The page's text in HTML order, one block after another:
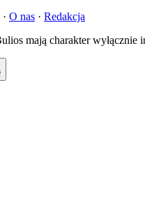
· O nas · Redakcja
mają charakter